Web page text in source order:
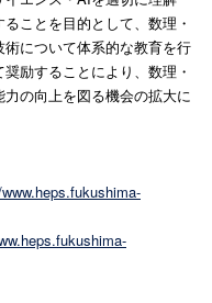
ことを目的として、数理・
について体系的な教育を行
励することにより、数理・
の向上を図る機会の拡大に